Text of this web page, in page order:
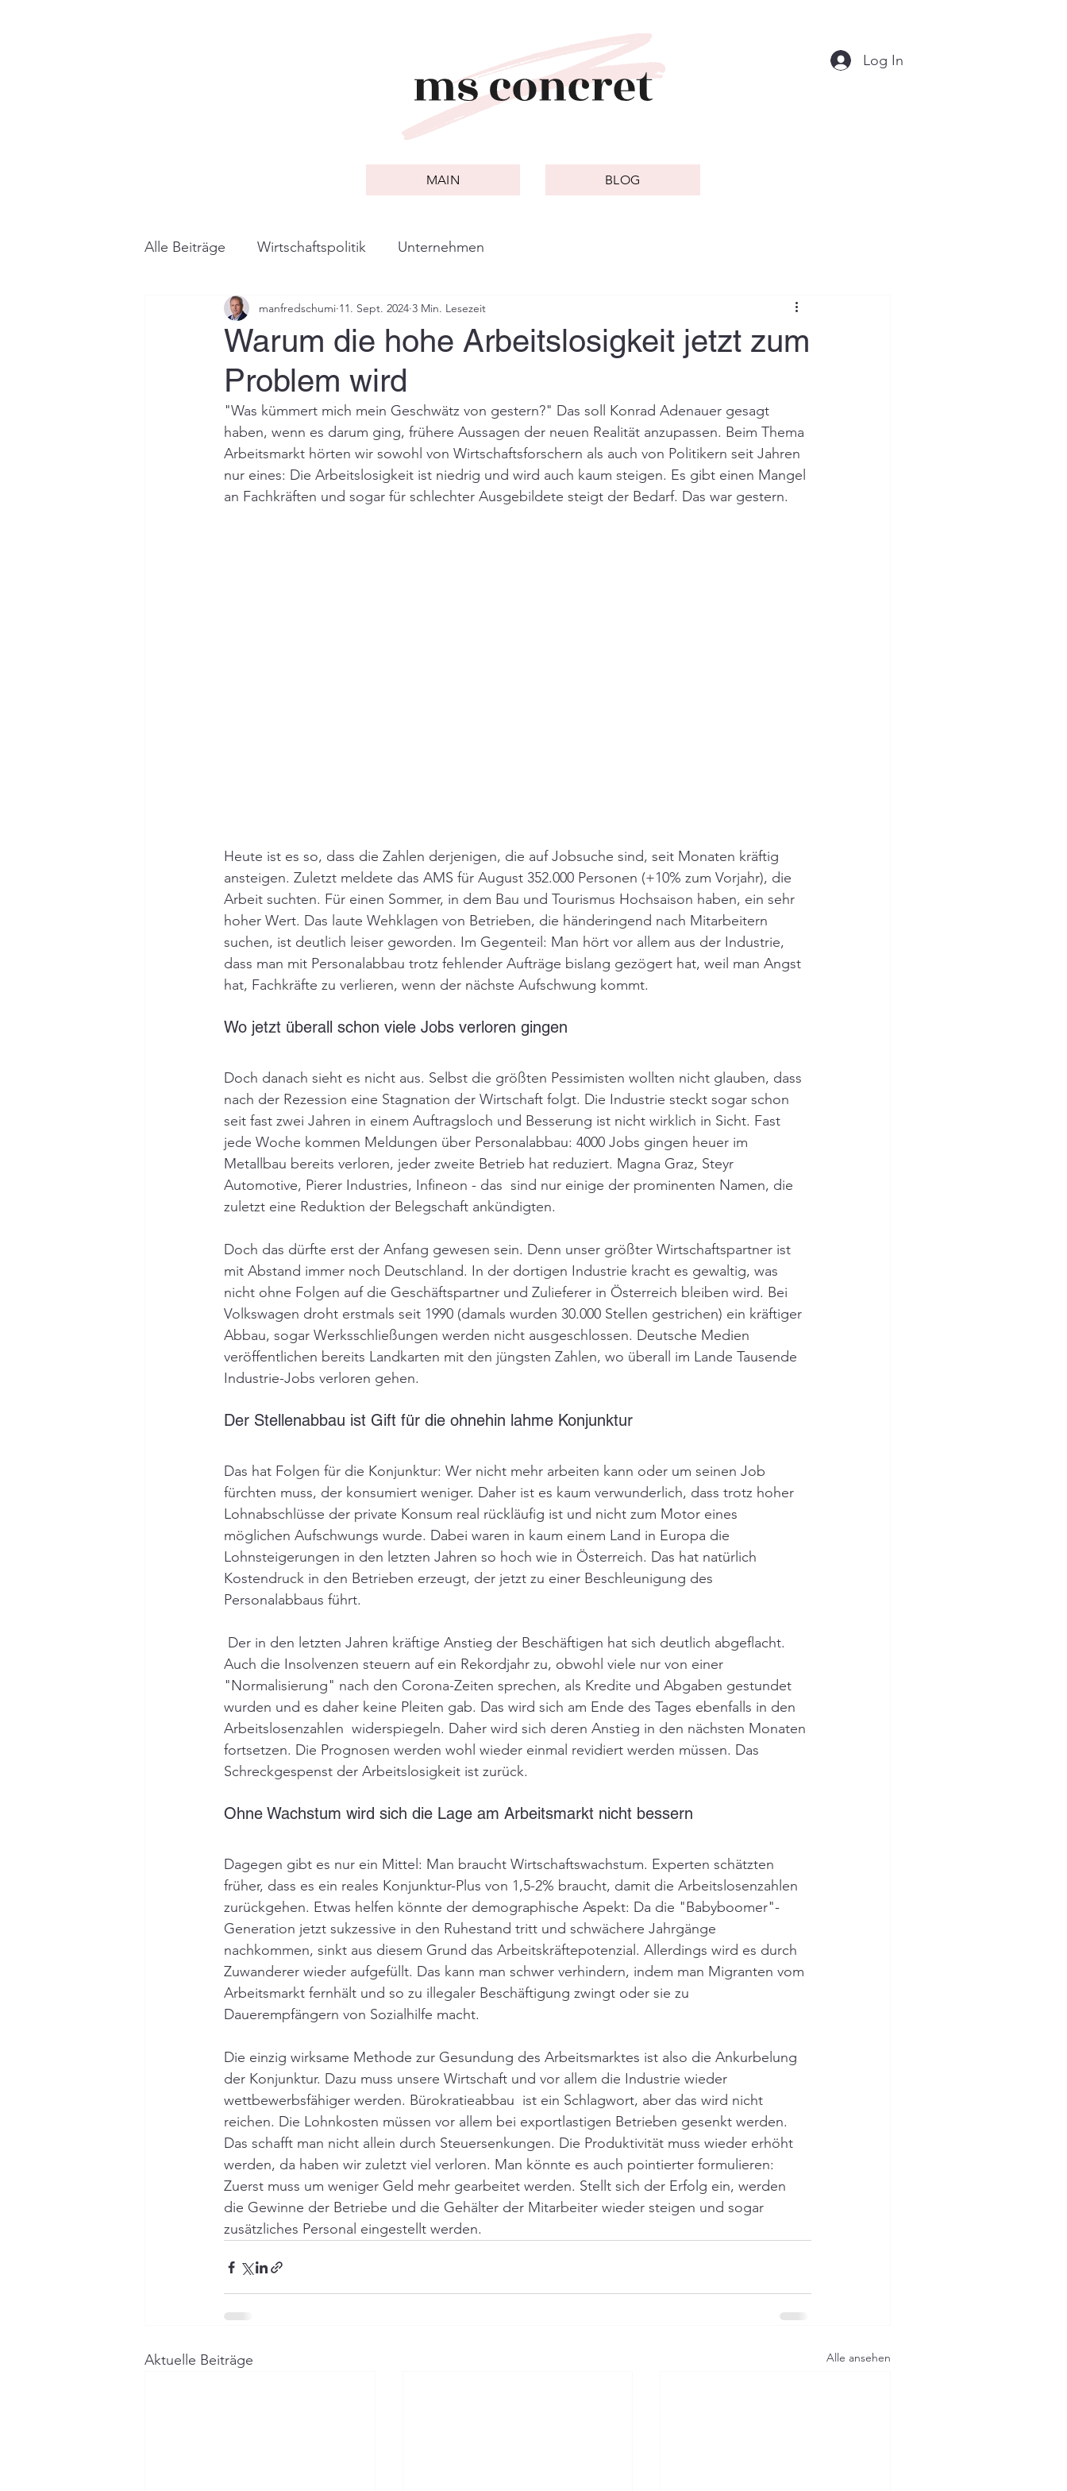
Log In
MAIN BLOG
Alle Beiträge Wirtschaftspolitik Unternehmen
Warum die hohe Arbeitslosigkeit jetzt zum
Problem wird
manfredschumi 11. Sept. 2024 3 Min. Lesezeit
"Was kümmert mich mein Geschwätz von gestern?" Das soll Konrad Adenauer gesagt
haben, wenn es darum ging, frühere Aussagen der neuen Realität anzupassen. Beim Thema
Arbeitsmarkt hörten wir sowohl von Wirtschaftsforschern als auch von Politikern seit Jahren
nur eines: Die Arbeitslosigkeit ist niedrig und wird auch kaum steigen. Es gibt einen Mangel
an Fachkräften und sogar für schlechter Ausgebildete steigt der Bedarf. Das war gestern.
Heute ist es so, dass die Zahlen derjenigen, die auf Jobsuche sind, seit Monaten kräftig
ansteigen. Zuletzt meldete das AMS für August 352.000 Personen (+10% zum Vorjahr), die
Arbeit suchten. Für einen Sommer, in dem Bau und Tourismus Hochsaison haben, ein sehr
hoher Wert. Das laute Wehklagen von Betrieben, die händeringend nach Mitarbeitern
suchen, ist deutlich leiser geworden. Im Gegenteil: Man hört vor allem aus der Industrie,
dass man mit Personalabbau trotz fehlender Aufträge bislang gezögert hat, weil man Angst
hat, Fachkräfte zu verlieren, wenn der nächste Aufschwung kommt.
Wo jetzt überall schon viele Jobs verloren gingen
Doch danach sieht es nicht aus. Selbst die größten Pessimisten wollten nicht glauben, dass
nach der Rezession eine Stagnation der Wirtschaft folgt. Die Industrie steckt sogar schon
seit fast zwei Jahren in einem Auftragsloch und Besserung ist nicht wirklich in Sicht. Fast
jede Woche kommen Meldungen über Personalabbau: 4000 Jobs gingen heuer im
Metallbau bereits verloren, jeder zweite Betrieb hat reduziert. Magna Graz, Steyr
Automotive, Pierer Industries, Infineon - das  sind nur einige der prominenten Namen, die
zuletzt eine Reduktion der Belegschaft ankündigten.
Doch das dürfte erst der Anfang gewesen sein. Denn unser größter Wirtschaftspartner ist
mit Abstand immer noch Deutschland. In der dortigen Industrie kracht es gewaltig, was
nicht ohne Folgen auf die Geschäftspartner und Zulieferer in Österreich bleiben wird. Bei
Volkswagen droht erstmals seit 1990 (damals wurden 30.000 Stellen gestrichen) ein kräftiger
Abbau, sogar Werksschließungen werden nicht ausgeschlossen. Deutsche Medien
veröffentlichen bereits Landkarten mit den jüngsten Zahlen, wo überall im Lande Tausende
Industrie-Jobs verloren gehen.
Der Stellenabbau ist Gift für die ohnehin lahme Konjunktur
Das hat Folgen für die Konjunktur: Wer nicht mehr arbeiten kann oder um seinen Job
fürchten muss, der konsumiert weniger. Daher ist es kaum verwunderlich, dass trotz hoher
Lohnabschlüsse der private Konsum real rückläufig ist und nicht zum Motor eines
möglichen Aufschwungs wurde. Dabei waren in kaum einem Land in Europa die
Lohnsteigerungen in den letzten Jahren so hoch wie in Österreich. Das hat natürlich
Kostendruck in den Betrieben erzeugt, der jetzt zu einer Beschleunigung des
Personalabbaus führt.
Auch die Insolvenzen steuern auf ein Rekordjahr zu, obwohl viele nur von einer
"Normalisierung" nach den Corona-Zeiten sprechen, als Kredite und Abgaben gestundet
wurden und es daher keine Pleiten gab. Das wird sich am Ende des Tages ebenfalls in den
Arbeitslosenzahlen  widerspiegeln. Daher wird sich deren Anstieg in den nächsten Monaten
fortsetzen. Die Prognosen werden wohl wieder einmal revidiert werden müssen. Das
Schreckgespenst der Arbeitslosigkeit ist zurück.
Ohne Wachstum wird sich die Lage am Arbeitsmarkt nicht bessern
Dagegen gibt es nur ein Mittel: Man braucht Wirtschaftswachstum. Experten schätzten
früher, dass es ein reales Konjunktur-Plus von 1,5-2% braucht, damit die Arbeitslosenzahlen
zurückgehen. Etwas helfen könnte der demographische Aspekt: Da die "Babyboomer"-
Generation jetzt sukzessive in den Ruhestand tritt und schwächere Jahrgänge
nachkommen, sinkt aus diesem Grund das Arbeitskräftepotenzial. Allerdings wird es durch
Zuwanderer wieder aufgefüllt. Das kann man schwer verhindern, indem man Migranten vom
Arbeitsmarkt fernhält und so zu illegaler Beschäftigung zwingt oder sie zu
Dauerempfängern von Sozialhilfe macht.
Die einzig wirksame Methode zur Gesundung des Arbeitsmarktes ist also die Ankurbelung
der Konjunktur. Dazu muss unsere Wirtschaft und vor allem die Industrie wieder
wettbewerbsfähiger werden. Bürokratieabbau  ist ein Schlagwort, aber das wird nicht
reichen. Die Lohnkosten müssen vor allem bei exportlastigen Betrieben gesenkt werden.
Das schafft man nicht allein durch Steuersenkungen. Die Produktivität muss wieder erhöht
werden, da haben wir zuletzt viel verloren. Man könnte es auch pointierter formulieren:
Zuerst muss um weniger Geld mehr gearbeitet werden. Stellt sich der Erfolg ein, werden
die Gewinne der Betriebe und die Gehälter der Mitarbeiter wieder steigen und sogar
zusätzliches Personal eingestellt werden.
Aktuelle Beiträge Alle ansehen